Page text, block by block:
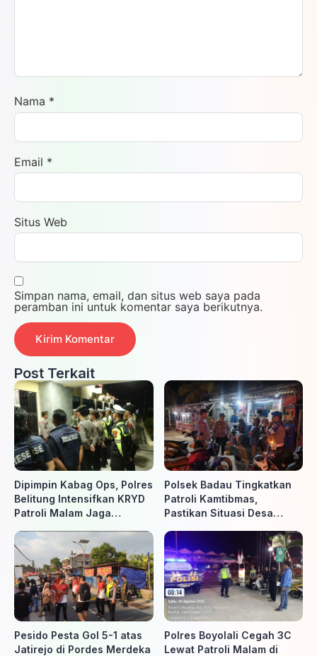
Nama *
Email *
Situs Web
Simpan nama, email, dan situs web saya pada
peramban ini untuk komentar saya berikutnya.
Post Terkait
Dipimpin Kabag Ops, Polres
Belitung Intensifkan KRYD
Patroli Malam Jaga
Polsek Badau Tingkatkan
Patroli Kamtibmas,
Pastikan Situasi Desa
Pesido Pesta Gol 5-1 atas
Jatirejo di Pordes Merdeka
Polres Boyolali Cegah 3C
Lewat Patroli Malam di